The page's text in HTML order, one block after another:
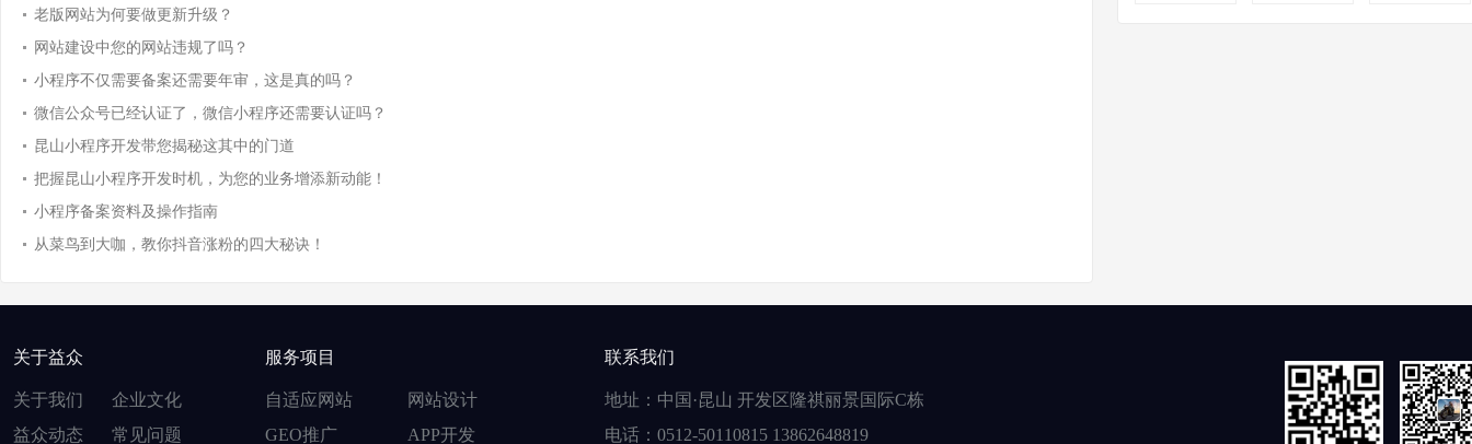
老版网站为何要做更新升级？
网站建设中您的网站违规了吗？
小程序不仅需要备案还需要年审，这是真的吗？
微信公众号已经认证了，微信小程序还需要认证吗？
昆山小程序开发带您揭秘这其中的门道
把握昆山小程序开发时机，为您的业务增添新动能！
小程序备案资料及操作指南
从菜鸟到大咖，教你抖音涨粉的四大秘诀！
关于益众
关于我们
企业文化
益众动态
常见问题
服务项目
自适应网站
网站设计
GEO推广
APP开发
联系我们
地址：中国·昆山 开发区隆祺丽景国际C栋
电话：0512-50110815 13862648819